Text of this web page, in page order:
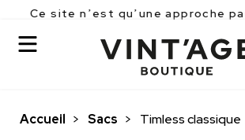
Ce site n’est qu’une approche
Accueil > Sacs > Timless classique